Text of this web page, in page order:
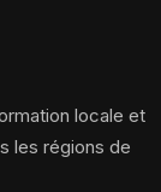
locale et
les régions de